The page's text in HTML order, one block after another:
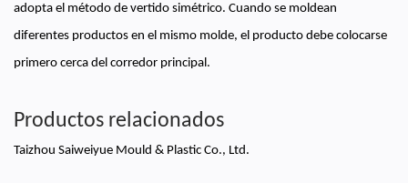
adopta el método de vertido simétrico. Cuando se moldean
diferentes productos en el mismo molde, el producto debe colocarse
primero cerca del corredor principal.
Productos relacionados
Taizhou Saiweiyue Mould & Plastic Co., Ltd.